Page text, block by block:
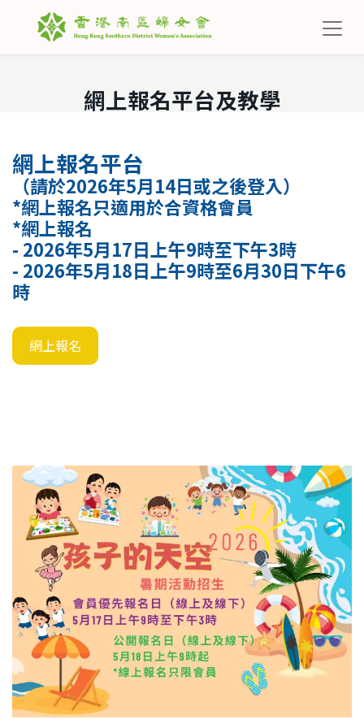
網上報名平台及教學
網上報名平台
（請於2026年5月14日或之後登入）
*網上報名只適用於合資格會員
*網上報名
- 2026年5月17日上午9時至下午3時
- 2026年5月18日上午9時至6月30日下午6
時
網上報名